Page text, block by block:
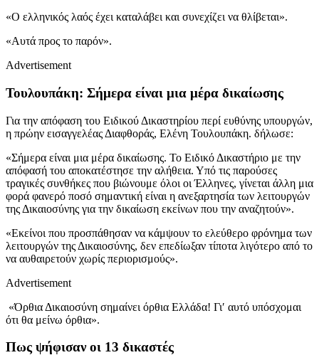
«Ο ελληνικός λαός έχει καταλάβει και συνεχίζει να θλίβεται».
«Αυτά προς το παρόν».
Advertisement
Τουλουπάκη: Σήμερα είναι μια μέρα δικαίωσης
Για την απόφαση του Ειδικού Δικαστηρίου περί ευθύνης υπουργών,
η πρώην εισαγγελέας Διαφθοράς, Ελένη Τουλουπάκη. δήλωσε:
«Σήμερα είναι μια μέρα δικαίωσης. Το Ειδικό Δικαστήριο με την
απόφασή του αποκατέστησε την αλήθεια. Υπό τις παρούσες
τραγικές συνθήκες που βιώνουμε όλοι οι Έλληνες, γίνεται άλλη μια
φορά φανερό ποσό σημαντική είναι η ανεξαρτησία των λειτουργών
της Δικαιοσύνης για την δικαίωση εκείνων που την αναζητούν».
«Εκείνοι που προσπάθησαν να κάμψουν το ελεύθερο φρόνημα των
λειτουργών της Δικαιοσύνης, δεν επεδίωξαν τίποτα λιγότερο από το
να αυθαιρετούν χωρίς περιορισμούς».
Advertisement
«Όρθια Δικαιοσύνη σημαίνει όρθια Ελλάδα! Γι′ αυτό υπόσχομαι
ότι θα μείνω όρθια».
Πως ψήφισαν οι 13 δικαστές